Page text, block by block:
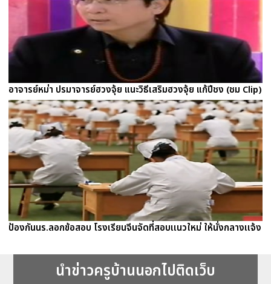
อาจารย์หม่า ปรมาจารย์ฮวงจุ้ย แนะวิธีเสริมฮวงจุ้ย แก้ปีชง (ชม Clip)
ป้องกันนร.ลอกข้อสอบ โรงเรียนจีนจัดที่สอบเเนวใหม่ ให้นั่งกลางเเจ้ง
นำข่าวครูบ้านนอกไปติดเว็บ